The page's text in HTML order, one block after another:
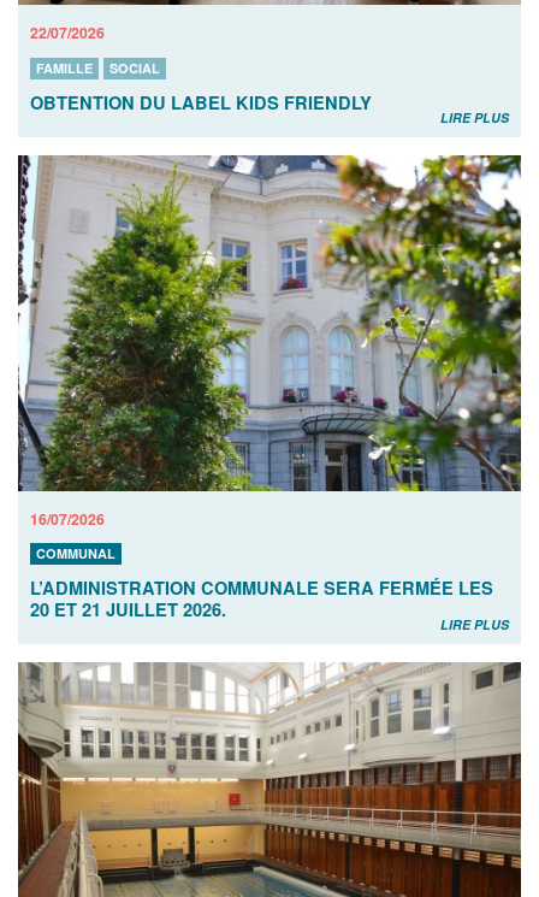
22/07/2026
FAMILLE SOCIAL
OBTENTION DU LABEL KIDS FRIENDLY
LIRE PLUS
16/07/2026
COMMUNAL
L’ADMINISTRATION COMMUNALE SERA FERMÉE LES
20 ET 21 JUILLET 2026.
LIRE PLUS